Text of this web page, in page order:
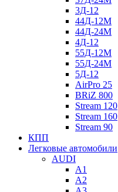
3Д-12
44Д-12М
44Д-24М
4Д-12
55Д-12М
55Д-24М
5Д-12
AirPro 25
BRiZ 800
Stream 120
Stream 160
Stream 90
КПП
Легковые автомобили
AUDI
A1
A2